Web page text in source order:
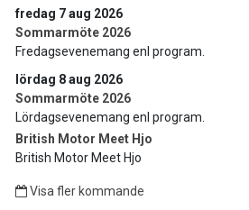
fredag 7 aug 2026
Sommarmöte 2026
Fredagsevenemang enl program.
lördag 8 aug 2026
Sommarmöte 2026
Lördagsevenemang enl program.
British Motor Meet Hjo
British Motor Meet Hjo
Visa fler kommande